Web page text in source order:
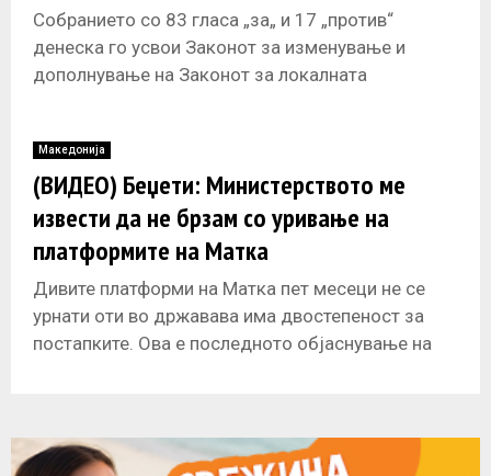
Собранието со 83 гласа „за„ и 17 „против“
денеска го усвои Законот за изменување и
дополнување на Законот за локалната
Македонија
(ВИДЕО) Беџети: Министерството ме
извести да не брзам со уривање на
платформите на Матка
Дивите платформи на Матка пет месеци не се
урнати оти во државава има двостепеност за
постапките. Ова е последното објаснување на